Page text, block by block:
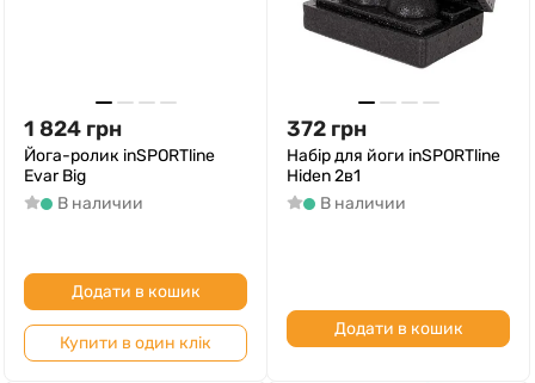
1 824 грн
Йога-ролик inSPORTline
Evar Big
В наличии
Додати в кошик
Купити в один клік
372 грн
Набір для йоги inSPORTline
Hiden 2в1
В наличии
Додати в кошик